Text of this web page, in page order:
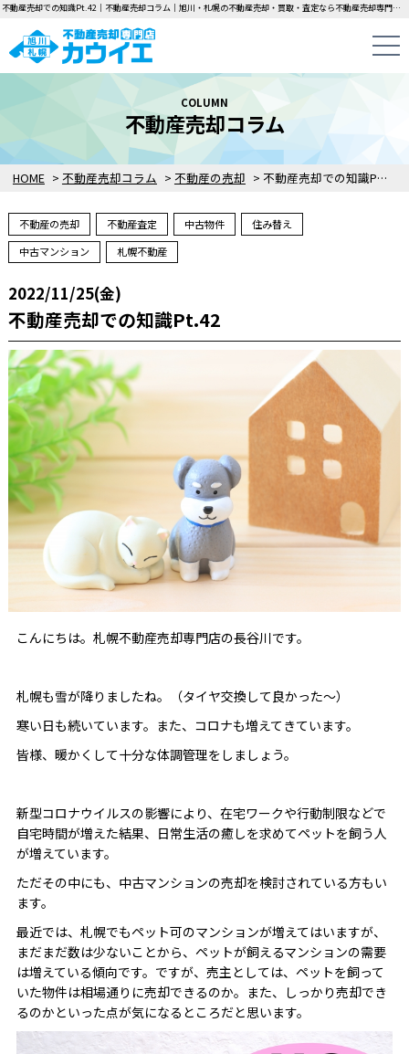
不動産売却での知識Pt.42｜不動産売却コラム｜旭川・札幌の不動産売却・買取・査定なら不動産売却専門店カウイエにお任せください！中古一戸建て・マンション・土地の即日無料査定・即金買取を行っています！
HOME > 不動産売却コラム > 不動産の売却 > 不動産売却での知識Pt.42
COLUMN
不動産売却コラム
不動産の売却 不動産査定 中古物件
住み替え
中古マンション
札幌不動産
2022/11/25(金)
不動産売却での知識Pt.42
こんにちは。札幌不動産売却専門店の長谷川です。
札幌も雪が降りましたね。（タイヤ交換して良かった～）
寒い日も続いています。また、コロナも増えてきています。
皆様、暖かくして十分な体調管理をしましょう。
新型コロナウイルスの影響により、在宅ワークや行動制限などで
自宅時間が増えた結果、日常生活の癒しを求めてペットを飼う人
が増えています。
ただその中にも、中古マンションの売却を検討されている方もい
ます。
最近では、札幌でもペット可のマンションが増えてはいますが、
まだまだ数は少ないことから、ペットが飼えるマンションの需要
は増えている傾向です。ですが、売主としては、ペットを飼って
いた物件は相場通りに売却できるのか。また、しっかり売却でき
るのかといった点が気になるところだと思います。